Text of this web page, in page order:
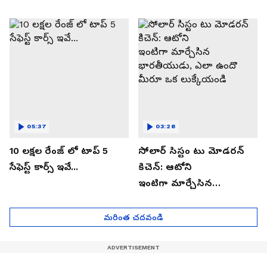
10 లక్షల రేంజ్ లో టాప్ 5
సేఫెస్ట్ కార్స్ ఇవే...
05:37
సోలార్ సిస్టం టు మోడరన్
కిచెన్: ఆటోని
ఇంటిగా మార్చేసిన
మీరూ ఒక లుక్కేయండి
03:28
మరింత చదవండి